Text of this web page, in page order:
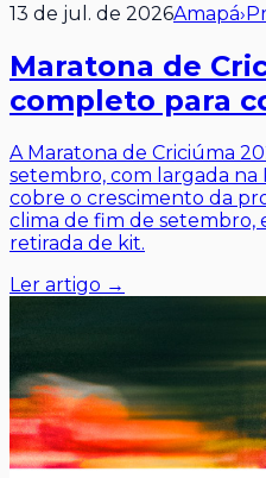
13 de jul. de 2026Amapá›
Maratona de
completo para
A Maratona de Criciúma
setembro, com largada na
cobre o crescimento da
clima de fim de setembro,
retirada de kit.
Ler artigo →